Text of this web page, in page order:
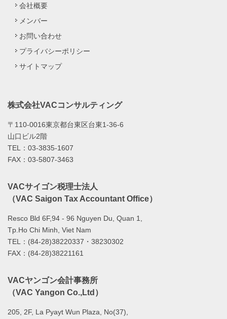
会社概要
メンバー
お問い合わせ
プライバシーポリシー
サイトマップ
株式会社VACコンサルティング
〒110-0016東京都台東区台東1-36-6
山口ビル2階
TEL：03-3835-1607
FAX：03-5807-3463
VACサイゴン税理士法人
（VAC Saigon Tax Accountant Office）
Resco Bld 6F,94 - 96 Nguyen Du, Quan 1,
Tp.Ho Chi Minh, Viet Nam
TEL：(84-28)38220337・38230302
FAX：(84-28)38221161
VACヤンゴン会計事務所
（VAC Yangon Co.,Ltd）
205, 2F, La Pyayt Wun Plaza, No(37),